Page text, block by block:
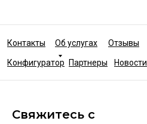
Конфигуратор
Отзывы
Об услугах
Партнеры Новости
Контакты
Свяжитесь с